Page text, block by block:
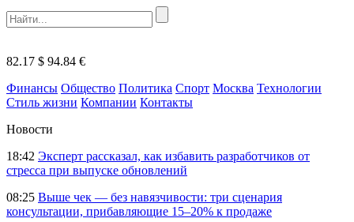
82.17 $ 94.84 €
Финансы Общество Политика Спорт Москва Технологии
Стиль жизни Компании Контакты
Новости
18:42 Эксперт рассказал, как избавить разработчиков от
стресса при выпуске обновлений
08:25 Выше чек — без навязчивости: три сценария
консультации, прибавляющие 15–20% к продаже